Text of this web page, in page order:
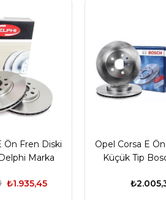
Ön Fren Diski
Marka
₺1.935,45
Opel Corsa E
Küçük Tip